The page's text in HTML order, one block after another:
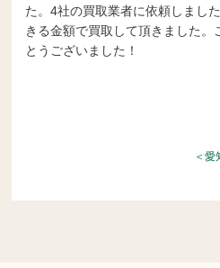
た。4社の買取業者に依頼しまし
きる金額で買取して頂きました。
とうございました！
＜愛